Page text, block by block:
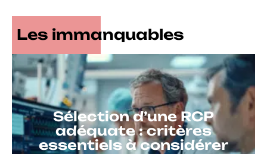
Les immanquables
Sélection d’une RCP
adéquate : critères
essentiels à considérer